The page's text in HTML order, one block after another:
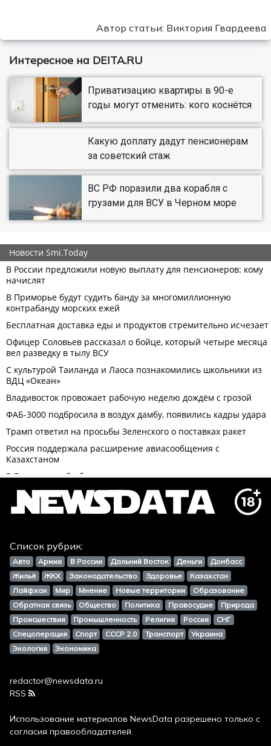
Автор статьи: Виктория Гвардеева
Интересное на DEITA.RU
Приватизацию квартиры в 90-е
годы могут отменить: кого коснётся
Какую доплату дадут пенсионерам
за советский стаж
ВС РФ поразили два корабля с
грузами для ВСУ в Черном море
Список рубрик:
Авто Армия В России Дальний Восток Деньги
Донбасс
Жильё
ЖКХ Законодательство Здоровье
Казахстан
Лайфхак
Мир Мнение Новые территории
Образование
Обратная связь
Общество Политика Правосудие
Природа
Происшествия
Промышленность Религия Россия
СНГ
Спецоперация
Спорт СССР 2.0 Транспорт
Украина
Экология
Экономика
redactor@newsdata.ru
RSS
Использование материалов NewsData разрешено только с
согласия правообладателей.